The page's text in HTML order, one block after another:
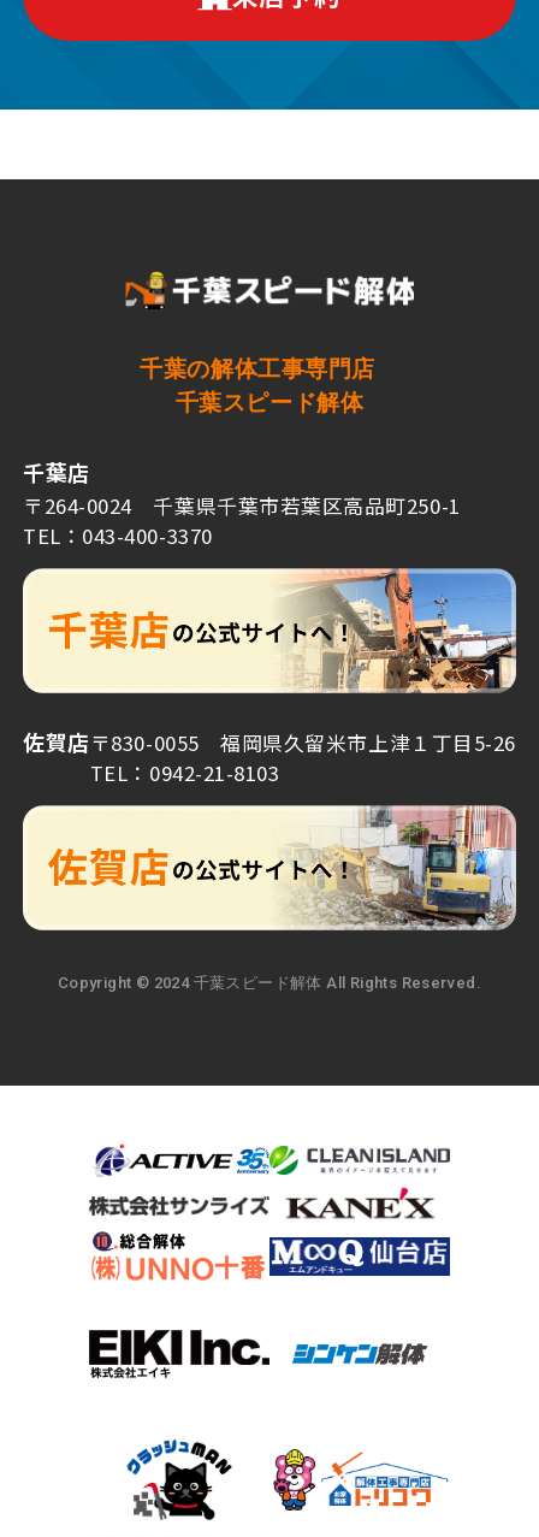
千葉の解体工事専門店
千葉スピード解体
千葉店
〒264-0024 千葉県千葉市若葉区高品町250-1
TEL：043-400-3370
佐賀店〒830-0055 福岡県久留米市上津１丁目5-26
TEL：0942-21-8103
Copyright © 2024 千葉スピード解体 All Rights Reserved.